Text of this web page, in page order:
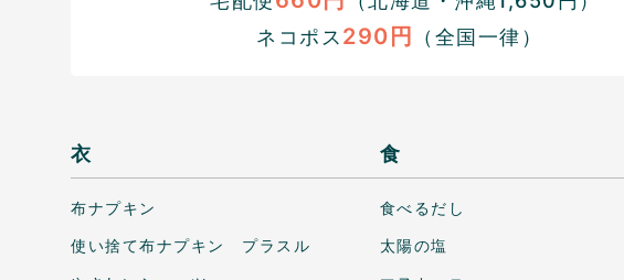
ネコポス 290円 （全国一律）
衣
布ナプキン
使い捨て布ナプキン プラスル
食
食べるだし
太陽の塩